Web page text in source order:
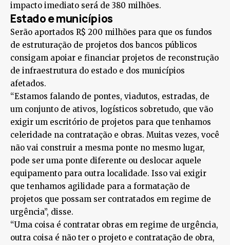
impacto imediato será de 380 milhões.
Estado e municípios
Serão aportados R$ 200 milhões para que os fundos
de estruturação de projetos dos bancos públicos
consigam apoiar e financiar projetos de reconstrução
de infraestrutura do estado e dos municípios
afetados.
“Estamos falando de pontes, viadutos, estradas, de
um conjunto de ativos, logísticos sobretudo, que vão
exigir um escritório de projetos para que tenhamos
celeridade na contratação e obras. Muitas vezes, você
não vai construir a mesma ponte no mesmo lugar,
pode ser uma ponte diferente ou deslocar aquele
equipamento para outra localidade. Isso vai exigir
que tenhamos agilidade para a formatação de
projetos que possam ser contratados em regime de
urgência”, disse.
“Uma coisa é contratar obras em regime de urgência,
outra coisa é não ter o projeto e contratação de obra,